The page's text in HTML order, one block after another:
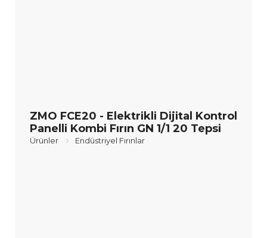
ZMO FCE20 - Elektrikli Dijital Kontrol
Panelli Kombi Fırın GN 1/1 20 Tepsi
Ürünler Endüstriyel Fırınlar